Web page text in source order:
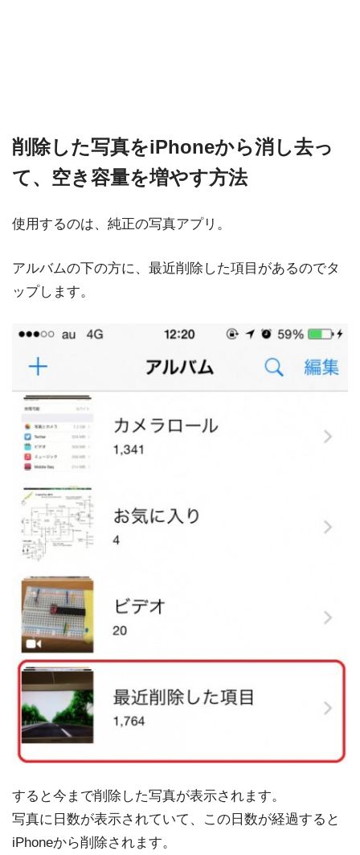
削除した写真をiPhoneから消し去っ
て、空き容量を増やす方法
使用するのは、純正の写真アプリ。
アルバムの下の方に、最近削除した項目があるのでタ
ップします。
すると今まで削除した写真が表示されます。
写真に日数が表示されていて、この日数が経過すると
iPhoneから削除されます。